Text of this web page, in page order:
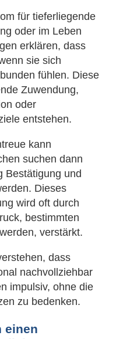
für tieferliegende
oder im Leben
erklären, dass
sie sich
fühlen. Diese
Zuwendung,
oder
entstehen.
kann
suchen dann
Bestätigung und
Dieses
wird oft durch
bestimmten
verstärkt.
dass
nachvollziehbar
impulsiv, ohne die
zu bedenken.
einen